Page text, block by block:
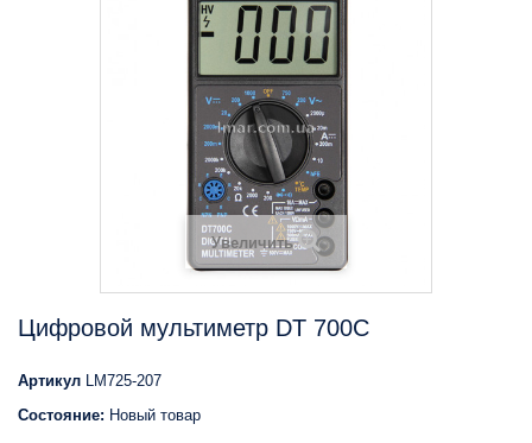
Увеличить
Цифровой мультиметр DT 700C
Артикул LM725-207
Состояние: Новый товар